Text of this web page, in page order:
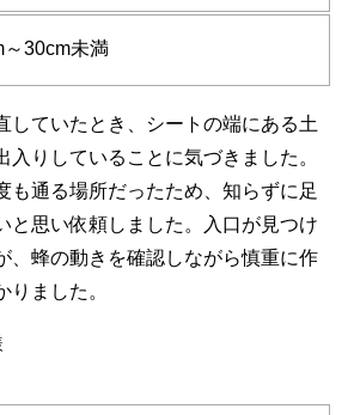
～30cm未満
していたとき、シートの端にある土
入りしていることに気づきました。
も通る場所だったため、知らずに足
と思い依頼しました。入口が見つけ
、蜂の動きを確認しながら慎重に作
りました。